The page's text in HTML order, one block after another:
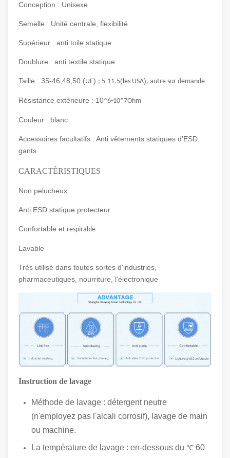
Conception : Unisexe
Semelle : Unité centrale, flexibilité
Supérieur : anti toile statique
Doublure : anti textile statique
Taille : 35-46,48,50 (UE) ; 5-11.5(les USA), autre sur demande
Résistance extérieure : 10^6-10^7Ohm
Couleur : blanc
Accessoires facultatifs : Anti vêtements statiques d'ESD,
gants
CARACTÉRISTIQUES
Non pelucheux
Anti ESD statique protecteur
Confortable et respirable
Lavable
Très utilisé dans toutes sortes d'industries,
pharmaceutiques, nourriture, l'électronique
Instruction de lavage
Méthode de lavage : détergent neutre
(n'employez pas l'alcali corrosif), lavage de main
ou machine.
La température de lavage : en-dessous du ℃ 60